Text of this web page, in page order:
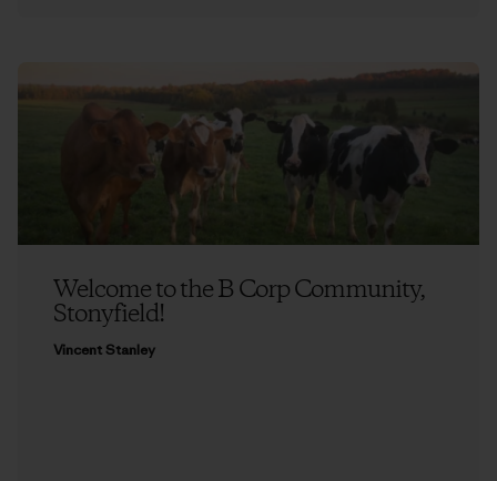
Welcome to the B Corp Community,
Stonyfield!
Vincent Stanley